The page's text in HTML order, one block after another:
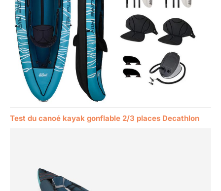
Test du canoé kayak gonflable 2/3 places Decathlon